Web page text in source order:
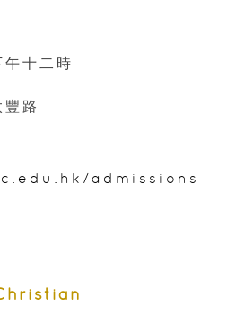
十二時
路
admissions